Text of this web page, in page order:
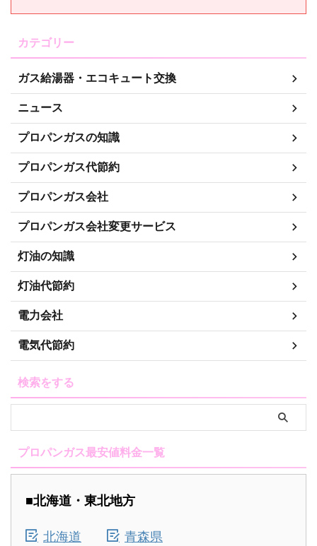
カテゴリー
ガス給湯器・エコキュート交換
ニュース
プロパンガスの知識
プロパンガス代節約
プロパンガス会社
プロパンガス会社変更サービス
灯油の知識
灯油代節約
電力会社
電気代節約
検索をする
プロパンガス最安値料金一覧
■北海道・東北地方
北海道
青森県